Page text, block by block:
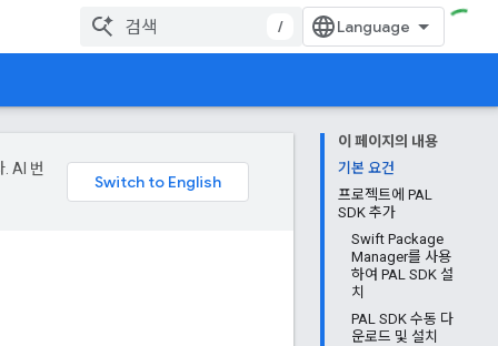
/
이 페이지의 내용
기본 요건
프로젝트에 PAL
SDK 추가
Swift Package
Manager를 사용
하여 PAL SDK 설
치
PAL SDK 수동 다
운로드 및 설치
AI 번